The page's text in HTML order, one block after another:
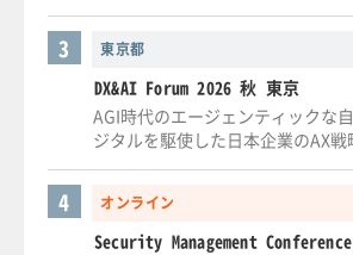
東京都
3
DX&AI Forum 2026 秋 東京
AGI時代のエージェンティックな
ジタルを駆使した日本企業のAX戦
オンライン
4
Security Management